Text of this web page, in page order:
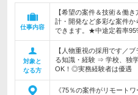
仕事内容
【希望の案件＆技術＆働
計・開発など多彩な案件か
できます。★中途定着率
対象と
なる方
【人物重視の採用です／
る知識・経験 ⇒ 学校、独
OK！◎実務経験者は優遇
《75％の案件がリモート